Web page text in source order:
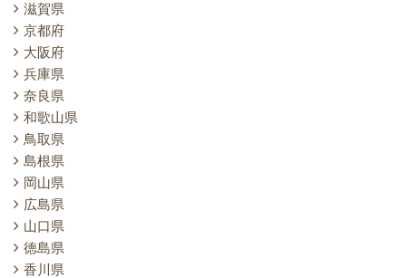
滋賀県
京都府
大阪府
兵庫県
奈良県
和歌山県
鳥取県
島根県
岡山県
広島県
山口県
徳島県
香川県